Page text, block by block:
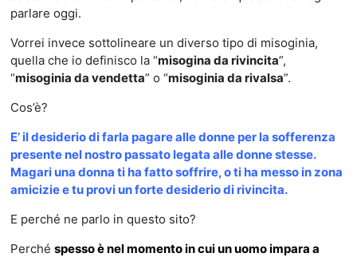
parlare oggi.
Vorrei invece sottolineare un diverso tipo di misoginia,
quella che io definisco la “misogina da rivincita”,
“misoginia da vendetta” o “misoginia da rivalsa”.
Cos’è?
E’ il desiderio di farla pagare alle donne per la sofferenza
presente nel nostro passato legata alle donne stesse.
Magari una donna ti ha fatto soffrire, o ti ha messo in zona
amicizie e tu provi un forte desiderio di rivincita.
E perché ne parlo in questo sito?
Perché spesso è nel momento in cui un uomo impara a